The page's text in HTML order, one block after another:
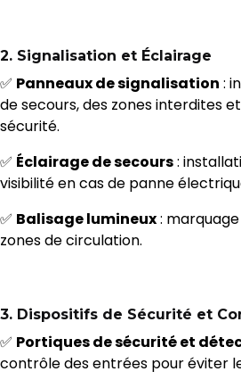
2. Signalisation et Éclairage
✅ Panneaux de signalisation :
de secours, des zones interdites
sécurité.
✅ Éclairage de secours:
visibilité en cas de panne
✅ Balisage lumineux:
zones de circulation.
3. Dispositifs de Sécurité et
✅ Portiques de sécurité et
contrôle des entrées pour éviter